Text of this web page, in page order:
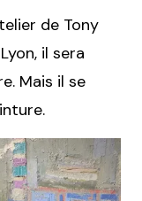
de Tony
il sera
Mais il se